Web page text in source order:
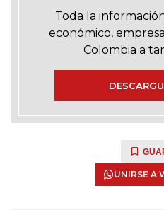
Toda la
económico,
Colombia a
UNIRSE A